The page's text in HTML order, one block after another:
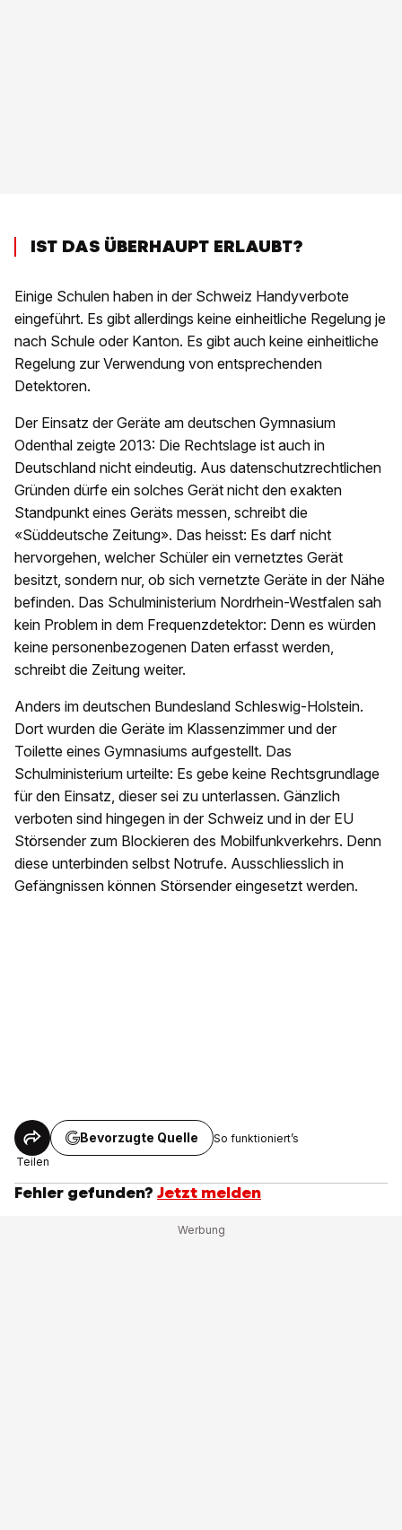
IST DAS ÜBERHAUPT ERLAUBT?
Einige Schulen haben in der Schweiz Handyverbote
eingeführt. Es gibt allerdings keine einheitliche Regelung je
nach Schule oder Kanton. Es gibt auch keine einheitliche
Regelung zur Verwendung von entsprechenden
Detektoren.
Der Einsatz der Geräte am deutschen Gymnasium
Odenthal zeigte 2013: Die Rechtslage ist auch in
Deutschland nicht eindeutig. Aus datenschutzrechtlichen
Gründen dürfe ein solches Gerät nicht den exakten
Standpunkt eines Geräts messen, schreibt die
«Süddeutsche Zeitung». Das heisst: Es darf nicht
hervorgehen, welcher Schüler ein vernetztes Gerät
besitzt, sondern nur, ob sich vernetzte Geräte in der Nähe
befinden. Das Schulministerium Nordrhein-Westfalen sah
kein Problem in dem Frequenzdetektor: Denn es würden
keine personenbezogenen Daten erfasst werden,
schreibt die Zeitung weiter.
Anders im deutschen Bundesland Schleswig-Holstein.
Dort wurden die Geräte im Klassenzimmer und der
Toilette eines Gymnasiums aufgestellt. Das
Schulministerium urteilte: Es gebe keine Rechtsgrundlage
für den Einsatz, dieser sei zu unterlassen. Gänzlich
verboten sind hingegen in der Schweiz und in der EU
Störsender zum Blockieren des Mobilfunkverkehrs. Denn
diese unterbinden selbst Notrufe. Ausschliesslich in
Gefängnissen können Störsender eingesetzt werden.
Teilen
Bevorzugte Quelle So funktioniert’s
Fehler gefunden? Jetzt melden